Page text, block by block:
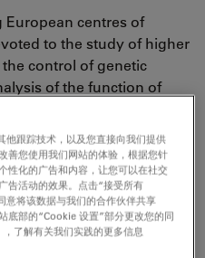
European centres of
to the study of higher
control of genetic
of the function of
跟踪技术，以及您直接向我们提供
善您使用我们网站的体验，根据您针
性化的广告和内容，让您可以在社交
告活动的效果。点击“接受所有
意将该数据与我们的合作伙伴共享
底部的“Cookie 设置”部分更改您的同
了解有关我们实践的更多信息